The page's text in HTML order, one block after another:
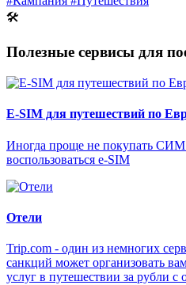
🛠
Полезные сервисы для
E-SIM для путешествий по
Иногда проще не покупать СИМ
воспользоваться e-SIM
Отели
Trip.com - один из немногих
санкций может организовать
услуг в путешествии за рубли